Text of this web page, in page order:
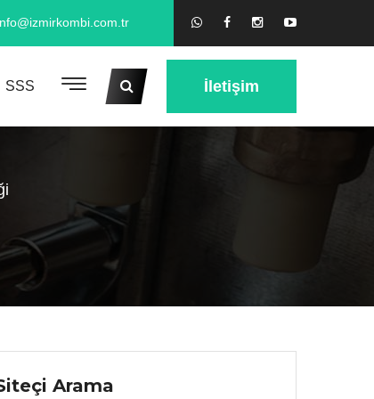
SSS İletişim
Arama